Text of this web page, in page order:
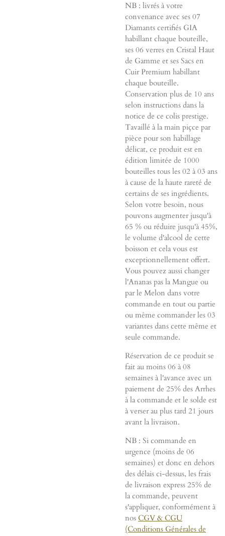
NB : livrés à votre
convenance avec ses 07
Diamants certifiés GIA
habillant chaque bouteille,
ses 06 verres en Cristal Haut
de Gamme et ses Sacs en
Cuir Premium habillant
chaque bouteille.
Conservation plus de 10 ans
selon instructions dans la
notice de ce colis prestige.
Tavaillé à la main piçce par
pièce pour son habillage
délicat, ce produit est en
édition limitée de 1000
bouteilles tous les 02 à 03 ans
à cause de la haute rareté de
certains de ses ingrédients.
Selon votre besoin, nous
pouvons augmenter jusqu'à
65 % ou réduire jusqu'à 45%,
le volume d'alcool de cette
boisson et cela vous est
exceptionnellement offert.
Vous pouvez aussi changer
l'Ananas pas la Mangue ou
par le Melon dans votre
commande en tout ou partie
ou même commander les 03
variantes dans cette même et
seule commande.
Réservation de ce produit se
fait au moins 06 à 08
semaines à l'avance avec un
paiement de 25% des Arrhes
à la commande et le solde est
à verser au plus tard 21 jours
avant la livraison.
NB : Si commande en
urgence (moins de 06
semaines) et donc en dehors
des délais ci-dessus, les frais
de livraison express 25% de
la commande, peuvent
s'appliquer, conformément à
nos CGV & CGU
(Conditions Générales de